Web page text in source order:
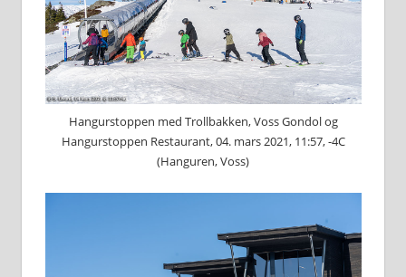
Hangurstoppen med Trollbakken, Voss Gondol og
Hangurstoppen Restaurant, 04. mars 2021, 11:57, -4C
(Hanguren, Voss)